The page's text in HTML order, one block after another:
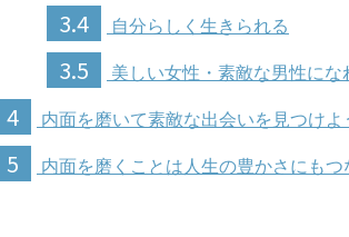
3.4 自分らしく生きられる
3.5 美しい女性・素敵な男性にな
4 内面を磨いて素敵な出会いを見つけよ
5 内面を磨くことは人生の豊かさにもつ